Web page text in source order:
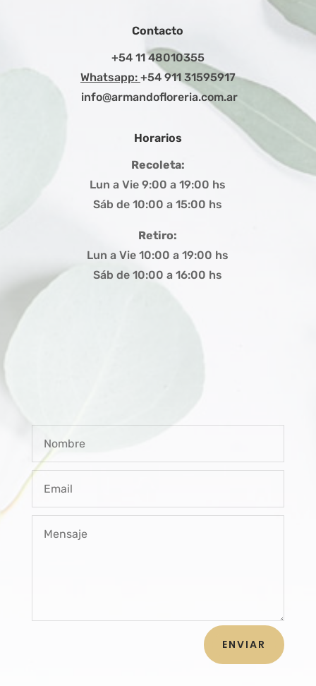
Contacto
+54 11 48010355
Whatsapp: +54 911 31595917
info@armandofloreria.com.ar
Horarios
Recoleta:
Lun a Vie 9:00 a 19:00 hs
Sáb de 10:00 a 15:00 hs
Retiro:
Lun a Vie 10:00 a 19:00 hs
Sáb de 10:00 a 16:00 hs
ENVIAR